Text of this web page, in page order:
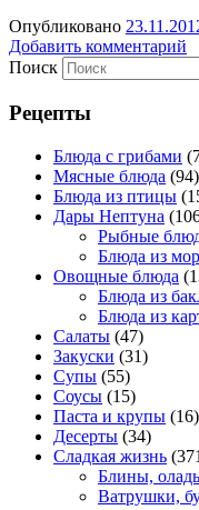
Опубликовано
Добавить комментарий
Поиск
Рецепты
Блюда с грибами
Мясные блюда (94)
Блюда из птицы
Дары Нептуна
Рыбные
Блюда из
Овощные блюда
Блюда из
Блюда из
Салаты (47)
Закуски (31)
Супы (55)
Соусы (15)
Паста и крупы (16)
Десерты (34)
Сладкая жизнь
Блины,
Ватрушки,